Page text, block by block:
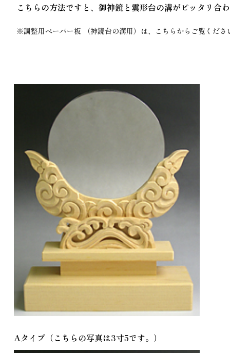
こちらの方法ですと、御神鏡と雲形台の溝がピッタリ合
※調整用ペーパー板 （神鏡台の溝用） は、こちらからご覧くださ
Aタイプ（こちらの写真は3寸5です。）